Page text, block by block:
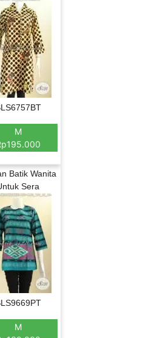
M
Batik Wanita
Sera
M